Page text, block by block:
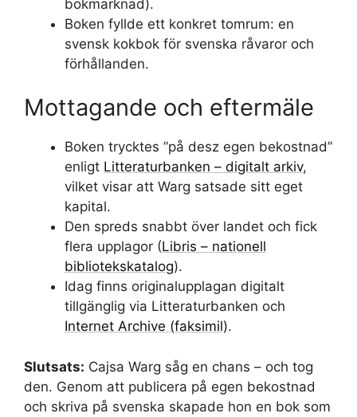
bokmarknad).
Boken fyllde ett konkret tomrum: en
svensk kokbok för svenska råvaror och
förhållanden.
Mottagande och eftermäle
Boken trycktes ”på desz egen bekostnad”
enligt Litteraturbanken – digitalt arkiv,
vilket visar att Warg satsade sitt eget
kapital.
Den spreds snabbt över landet och fick
flera upplagor (Libris – nationell
bibliotekskatalog).
Idag finns originalupplagan digitalt
tillgänglig via Litteraturbanken och
Internet Archive (faksimil).
Slutsats: Cajsa Warg såg en chans – och tog
den. Genom att publicera på egen bekostnad
och skriva på svenska skapade hon en bok som